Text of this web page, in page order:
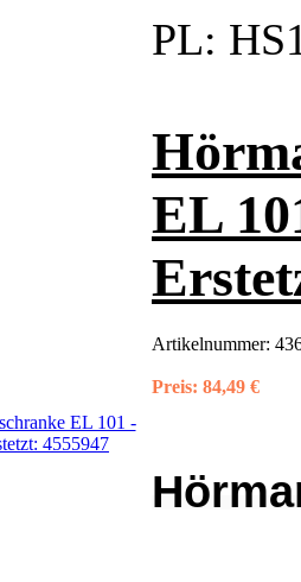
PL:
EL
Artikelnummer:
Preis: 84,49 €